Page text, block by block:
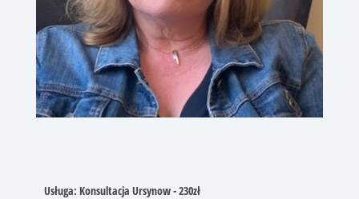
Usługa: Konsultacja Ursynow - 230zł